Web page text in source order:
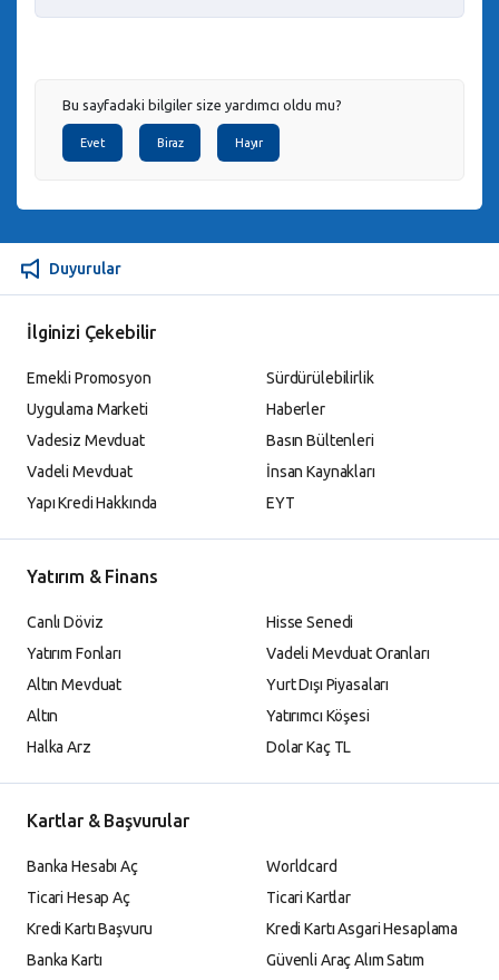
Bu sayfadaki bilgiler size yardımcı oldu mu?
Evet Biraz Hayır
Duyurular
İlginizi Çekebilir
Emekli Promosyon
Uygulama Marketi
Vadesiz Mevduat
Vadeli Mevduat
Yapı Kredi Hakkında
Sürdürülebilirlik
Haberler
Basın Bültenleri
İnsan Kaynakları
EYT
Yatırım & Finans
Canlı Döviz
Yatırım Fonları
Altın Mevduat
Altın
Halka Arz
Hisse Senedi
Vadeli Mevduat Oranları
Yurt Dışı Piyasaları
Yatırımcı Köşesi
Dolar Kaç TL
Kartlar & Başvurular
Banka Hesabı Aç
Ticari Hesap Aç
Kredi Kartı Başvuru
Banka Kartı
Worldcard
Ticari Kartlar
Kredi Kartı Asgari Hesaplama
Güvenli Araç Alım Satım